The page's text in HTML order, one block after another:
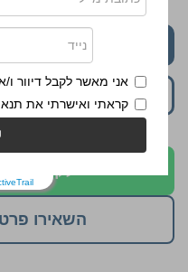
לקבלת
השאירו
אני מאשר לקבל דיוור
קראתי ואישרתי את